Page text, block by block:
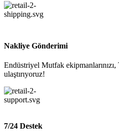
Nakliye Gönderimi
Endüstriyel Mutfak
ulaştırıyoruz!
7/24 Destek